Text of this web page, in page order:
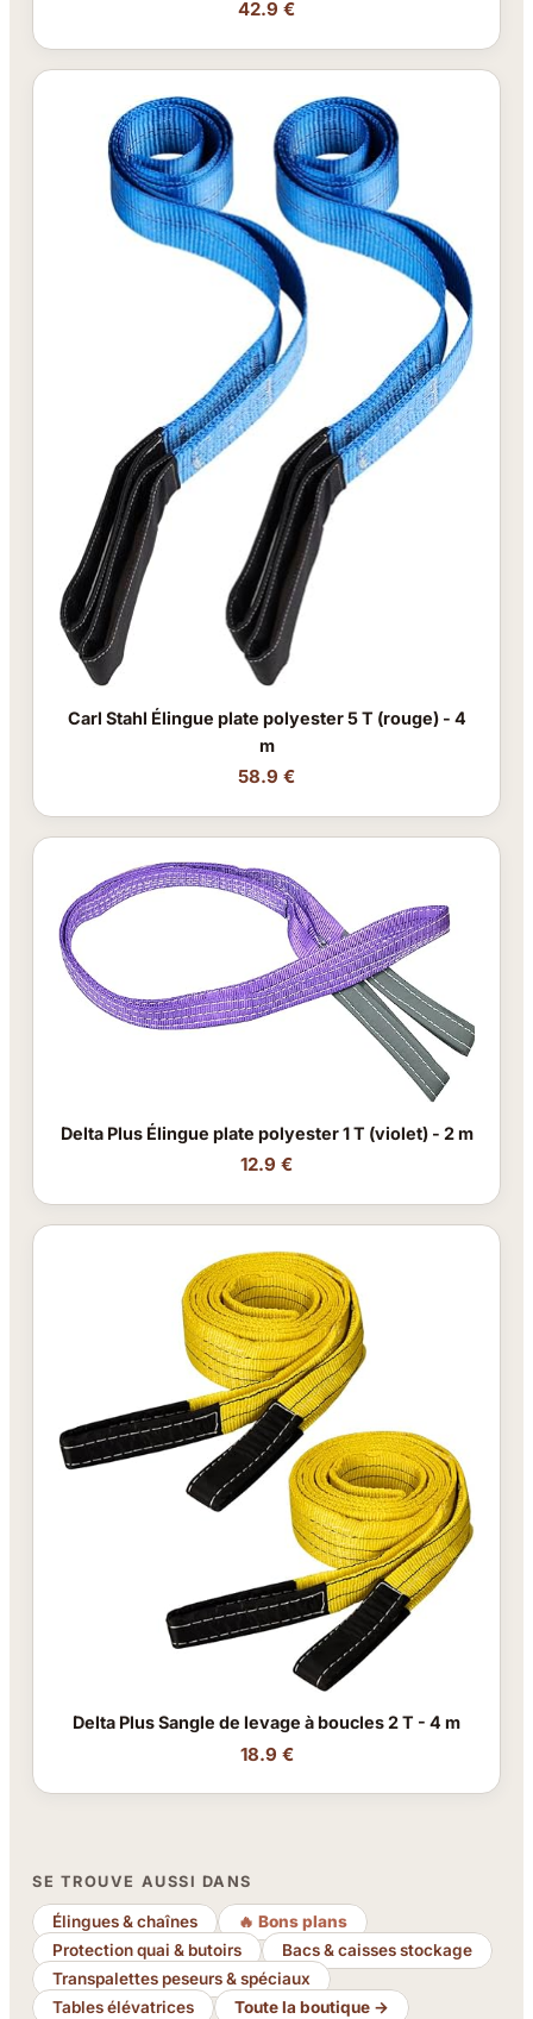
42.9 €
Carl Stahl Élingue plate polyester 5 T (rouge) - 4
m
58.9 €
Delta Plus Élingue plate polyester 1 T (violet) - 2 m
12.9 €
Delta Plus Sangle de levage à boucles 2 T - 4 m
18.9 €
SE TROUVE AUSSI DANS
Élingues & chaînes
🔥 Bons plans
Protection quai & butoirs
Bacs & caisses stockage
Transpalettes peseurs & spéciaux
Tables élévatrices
Toute la boutique →